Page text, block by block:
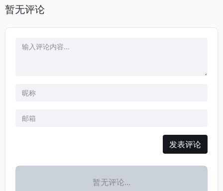
暂无评论
发表评论
暂无评论...